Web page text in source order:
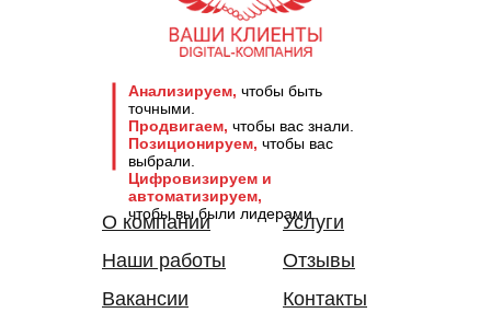
Анализируем, чтобы быть
точными.
Продвигаем, чтобы вас знали.
Позиционируем, чтобы вас
выбрали.
Цифровизируем и
автоматизируем,
чтобы вы были лидерами.
О компании
Наши работы
Отзывы
Услуги
Вакансии Контакты